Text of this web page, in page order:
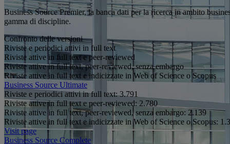
Business Source Premier, la banca dati per la ricerca in ambito
gamma di discipline.
Confronto delle versioni
Riviste e periodici attivi in full text
Riviste attive in full text e peer-reviewed
Riviste attive in full text, peer-reviewed, senza embargo
Riviste attive in full text e indicizzate in Web of Science o Scopus
Business Source Ultimate
Riviste e periodici attivi in full text:3.791
Riviste attive in full text e peer-reviewed:2.780
Riviste attive in full text, peer-reviewed, senza embargo: 2.139
Riviste attive in full text e indicizzate in Web of Science o Scopus:
Visit page
Business Source Complete